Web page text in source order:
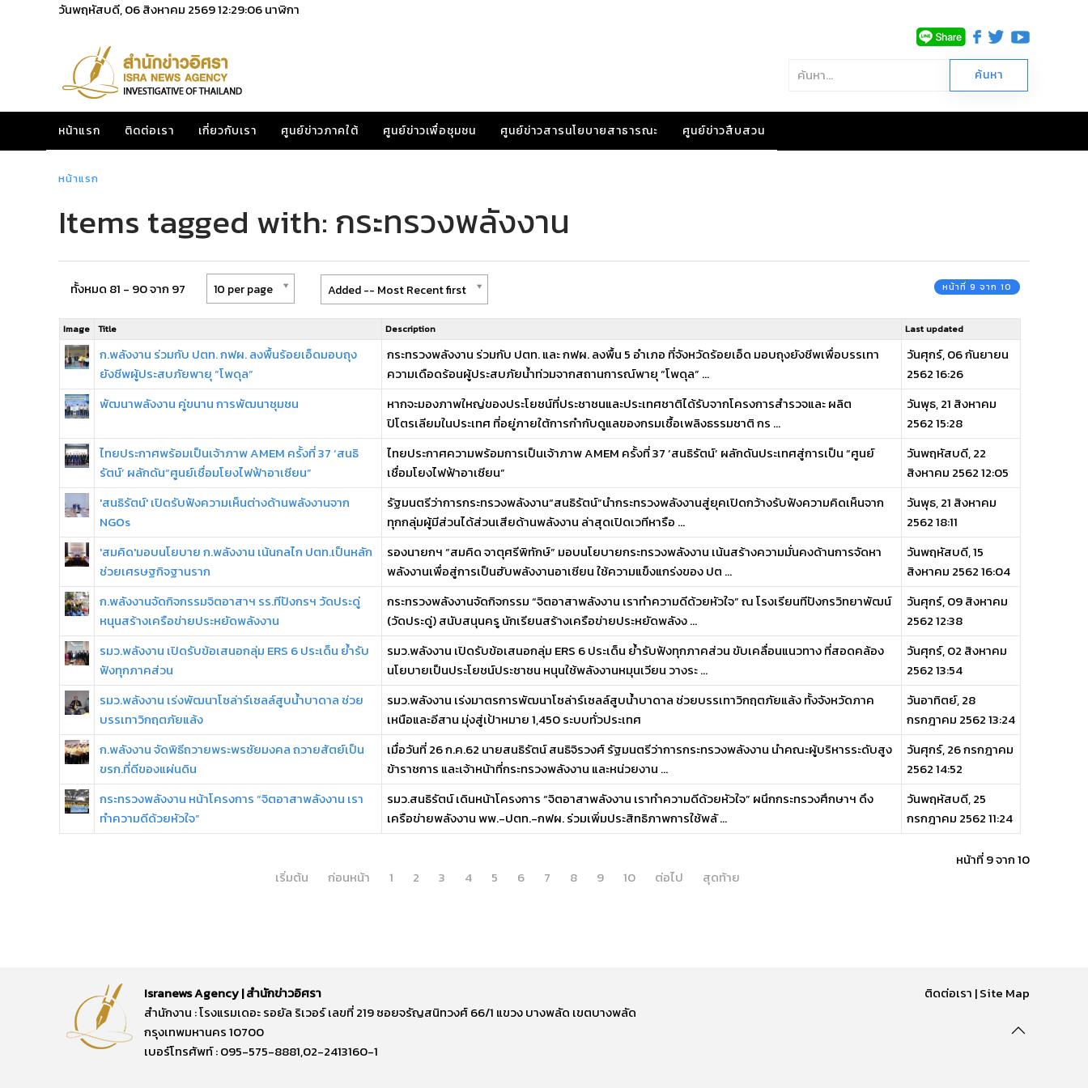
วันพฤหัสบดี, 06 สิงหาคม 256912:29:06นาฬิกา
หน้าแรก ติดต่อเรา เกี่ยวกับเรา ศูนย์ข่าวภาคใต้ ศูนย์ข่าวเพื่อชุมชน ศูนย์ข่าวสารนโยบายสาธารณะ ศูนย์ข่าวสืบสวน
หน้าแรก
Items tagged with: กระทรวงพลังงาน
ทั้งหมด 81 - 90 จาก 97 10 per page Added -- Most Recent first หน้าที่ 9 จาก 10
Image Title Description Last updated
ก.พลังงาน ร่วมกับ ปตท. กฟผ. ลงพื้นร้อยเอ็ดมอบถุง
ยังชีพผู้ประสบภัยพายุ “โพดุล”
กระทรวงพลังงาน ร่วมกับ ปตท. และ กฟผ. ลงพื้น 5 อำเภอ ที่จังหวัดร้อยเอ็ด มอบถุงยังชีพเพื่อบรรเทา
ความเดือดร้อนผู้ประสบภัยน้ำท่วมจากสถานการณ์พายุ “โพดุล” ...
วันศุกร์, 06 กันยายน
2562 16:26
พัฒนาพลังงาน คู่ขนาน การพัฒนาชุมชน
หากจะมองภาพใหญ่ของประโยชน์ที่ประชาชนและประเทศชาติได้รับจากโครงการสำรวจและ ผลิต
ปิโตรเลียมในประเทศ ที่อยู่ภายใต้การกำกับดูแลของกรมเชื้อเพลิงธรรมชาติ กร ...
วันพุธ, 21 สิงหาคม
2562 15:28
ไทยประกาศพร้อมเป็นเจ้าภาพ AMEM ครั้งที่ 37 ‘สนธิ
รัตน์’ ผลักดัน“ศูนย์เชื่อมโยงไฟฟ้าอาเซียน”
ไทยประกาศความพร้อมการเป็นเจ้าภาพ AMEM ครั้งที่ 37 ‘สนธิรัตน์’ ผลักดันประเทศสู่การเป็น “ศูนย์
เชื่อมโยงไฟฟ้าอาเซียน”
วันพฤหัสบดี, 22
สิงหาคม 2562 12:05
'สนธิรัตน์' เปิดรับฟังความเห็นต่างด้านพลังงานจาก
NGOs
รัฐมนตรีว่าการกระทรวงพลังงาน“สนธิรัตน์”นำกระทรวงพลังงานสู่ยุคเปิดกว้างรับฟังความคิดเห็นจาก
ทุกกลุ่มผู้มีส่วนได้ส่วนเสียด้านพลังงาน ล่าสุดเปิดเวทีหารือ ...
วันพุธ, 21 สิงหาคม
2562 18:11
'สมคิด'มอบนโยบาย ก.พลังงาน เน้นกลไก ปตท.เป็นหลัก
ช่วยเศรษฐกิจฐานราก
รองนายกฯ “สมคิด จาตุศรีพิทักษ์” มอบนโยบายกระทรวงพลังงาน เน้นสร้างความมั่นคงด้านการจัดหา
พลังงานเพื่อสู่การเป็นฮับพลังงานอาเซียน ใช้ความแข็งแกร่งของ ปต ...
วันพฤหัสบดี, 15
สิงหาคม 2562 16:04
ก.พลังงานจัดกิจกรรมจิตอาสาฯ รร.ทีปังกรฯ วัดประดู่
หนุนสร้างเครือข่ายประหยัดพลังงาน
กระทรวงพลังงานจัดกิจกรรม “จิตอาสาพลังงาน เราทำความดีด้วยหัวใจ” ณ โรงเรียนทีปังกรวิทยาพัฒน์
(วัดประดู่) สนับสนุนครู นักเรียนสร้างเครือข่ายประหยัดพลังง ...
วันศุกร์, 09 สิงหาคม
2562 12:38
รมว.พลังงาน เปิดรับข้อเสนอกลุ่ม ERS 6 ประเด็น ย้ำรับ
ฟังทุกภาคส่วน
รมว.พลังงาน เปิดรับข้อเสนอกลุ่ม ERS 6 ประเด็น ย้ำรับฟังทุกภาคส่วน ขับเคลื่อนแนวทาง ที่สอดคล้อง
นโยบายเป็นประโยชน์ประชาชน หนุนใช้พลังงานหมุนเวียน วางระ ...
วันศุกร์, 02 สิงหาคม
2562 13:54
รมว.พลังงาน เร่งพัฒนาโซล่าร์เซลล์สูบน้ำบาดาล ช่วย
บรรเทาวิกฤตภัยแล้ง
รมว.พลังงาน เร่งมาตรการพัฒนาโซล่าร์เซลล์สูบน้ำบาดาล ช่วยบรรเทาวิกฤตภัยแล้ง ทั้งจังหวัดภาค
เหนือและอีสาน มุ่งสู่เป้าหมาย 1,450 ระบบทั่วประเทศ
วันอาทิตย์, 28
กรกฎาคม 2562 13:24
ก.พลังงาน จัดพิธีถวายพระพรชัยมงคล ถวายสัตย์เป็น
ขรก.ที่ดีของแผ่นดิน
เมื่อวันที่ 26 ก.ค.62 นายสนธิรัตน์ สนธิจิรวงศ์ รัฐมนตรีว่าการกระทรวงพลังงาน นำคณะผู้บริหารระดับสูง
ข้าราชการ และเจ้าหน้าที่กระทรวงพลังงาน และหน่วยงาน ...
วันศุกร์, 26 กรกฎาคม
2562 14:52
กระทรวงพลังงาน หน้าโครงการ “จิตอาสาพลังงาน เรา
ทำความดีด้วยหัวใจ”
รมว.สนธิรัตน์ เดินหน้าโครงการ “จิตอาสาพลังงาน เราทำความดีด้วยหัวใจ” ผนึกกระทรวงศึกษาฯ ดึง
เครือข่ายพลังงาน พพ.-ปตท.-กฟผ. ร่วมเพิ่มประสิทธิภาพการใช้พลั ...
วันพฤหัสบดี, 25
กรกฎาคม 2562 11:24
หน้าที่ 9 จาก 10
เริ่มต้น
ก่อนหน้า 1 2 3 4 5 6 7 8 9 10 ต่อไป สุดท้าย
Isranews Agency | สำนักข่าวอิศรา
สำนักงาน : โรงแรมเดอะ รอยัล ริเวอร์ เลขที่ 219 ซอยจรัญสนิทวงศ์ 66/1 แขวง บางพลัด เขตบางพลัด
กรุงเทพมหานคร 10700
เบอร์โทรศัพท์ : 095-575-8881,02-2413160-1
ติดต่อเรา |Site Map